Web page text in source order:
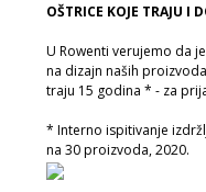
OŠTRICE KOJE TRAJU I
U Rowenti verujemo da
na dizajn naših
traju 15 godina * - za
* Interno ispitivanje
na 30 proizvoda, 2020.